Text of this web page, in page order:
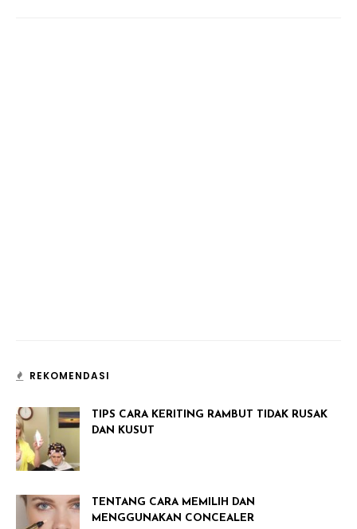
REKOMENDASI
TIPS CARA KERITING RAMBUT TIDAK RUSAK
DAN KUSUT
TENTANG CARA MEMILIH DAN
MENGGUNAKAN CONCEALER